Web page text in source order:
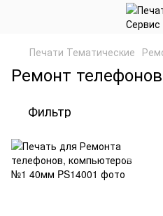
Печати Тематические
Ремонт
Фильтр